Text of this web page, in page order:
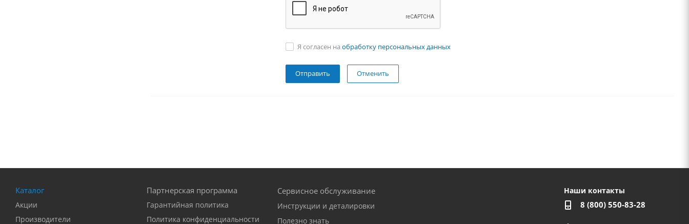
Я согласен на обработку персональных данных
Отменить
Каталог
Акции
Производители
Партнерская программа
Гарантийная политика
Политика конфиденциальности
Сервисное обслуживание
Инструкции и деталировки
Полезно знать
Наши контакты
8 (800) 550-83-28